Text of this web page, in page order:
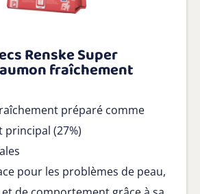
Renske Super
fraîchement
préparé comme
principal (27%)
pour les problèmes de peau,